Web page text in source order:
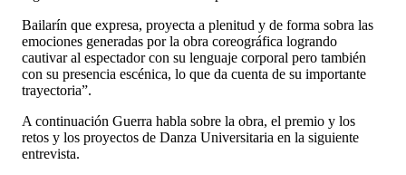
Bailarín que expresa, proyecta a plenitud y de forma sobra las
emociones generadas por la obra coreográfica logrando
cautivar al espectador con su lenguaje corporal pero también
con su presencia escénica, lo que da cuenta de su importante
trayectoria”.
A continuación Guerra habla sobre la obra, el premio y los
retos y los proyectos de Danza Universitaria en la siguiente
entrevista.